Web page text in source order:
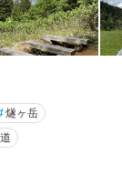
燧ヶ岳